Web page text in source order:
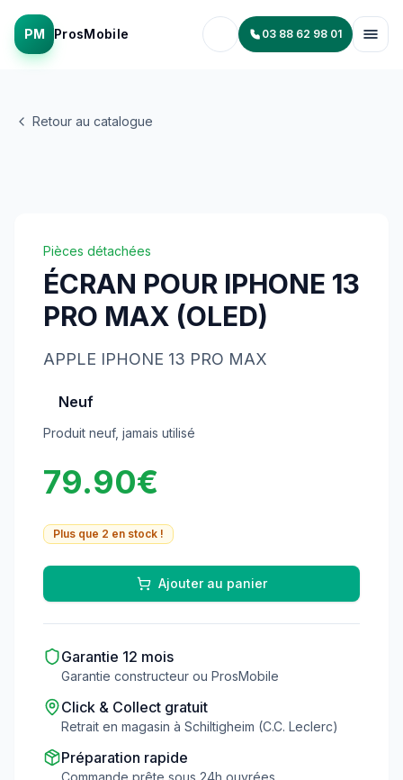
PM ProsMobile 03 88 62 98 01
Retour au catalogue
Pièces détachées
ÉCRAN POUR IPHONE 13
PRO MAX (OLED)
APPLE IPHONE 13 PRO MAX
Neuf
Produit neuf, jamais utilisé
79.90€
Plus que 2 en stock !
Ajouter au panier
Garantie 12 mois
Garantie constructeur ou ProsMobile
Click & Collect gratuit
Retrait en magasin à Schiltigheim (C.C. Leclerc)
Préparation rapide
Commande prête sous 24h ouvrées